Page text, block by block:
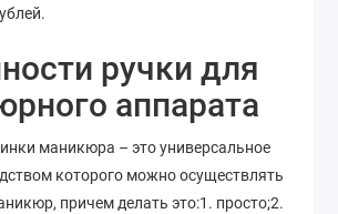
ручки для
аппарата
маникюра – это универсальное
которого можно осуществлять
причем делать это:1. просто;2.